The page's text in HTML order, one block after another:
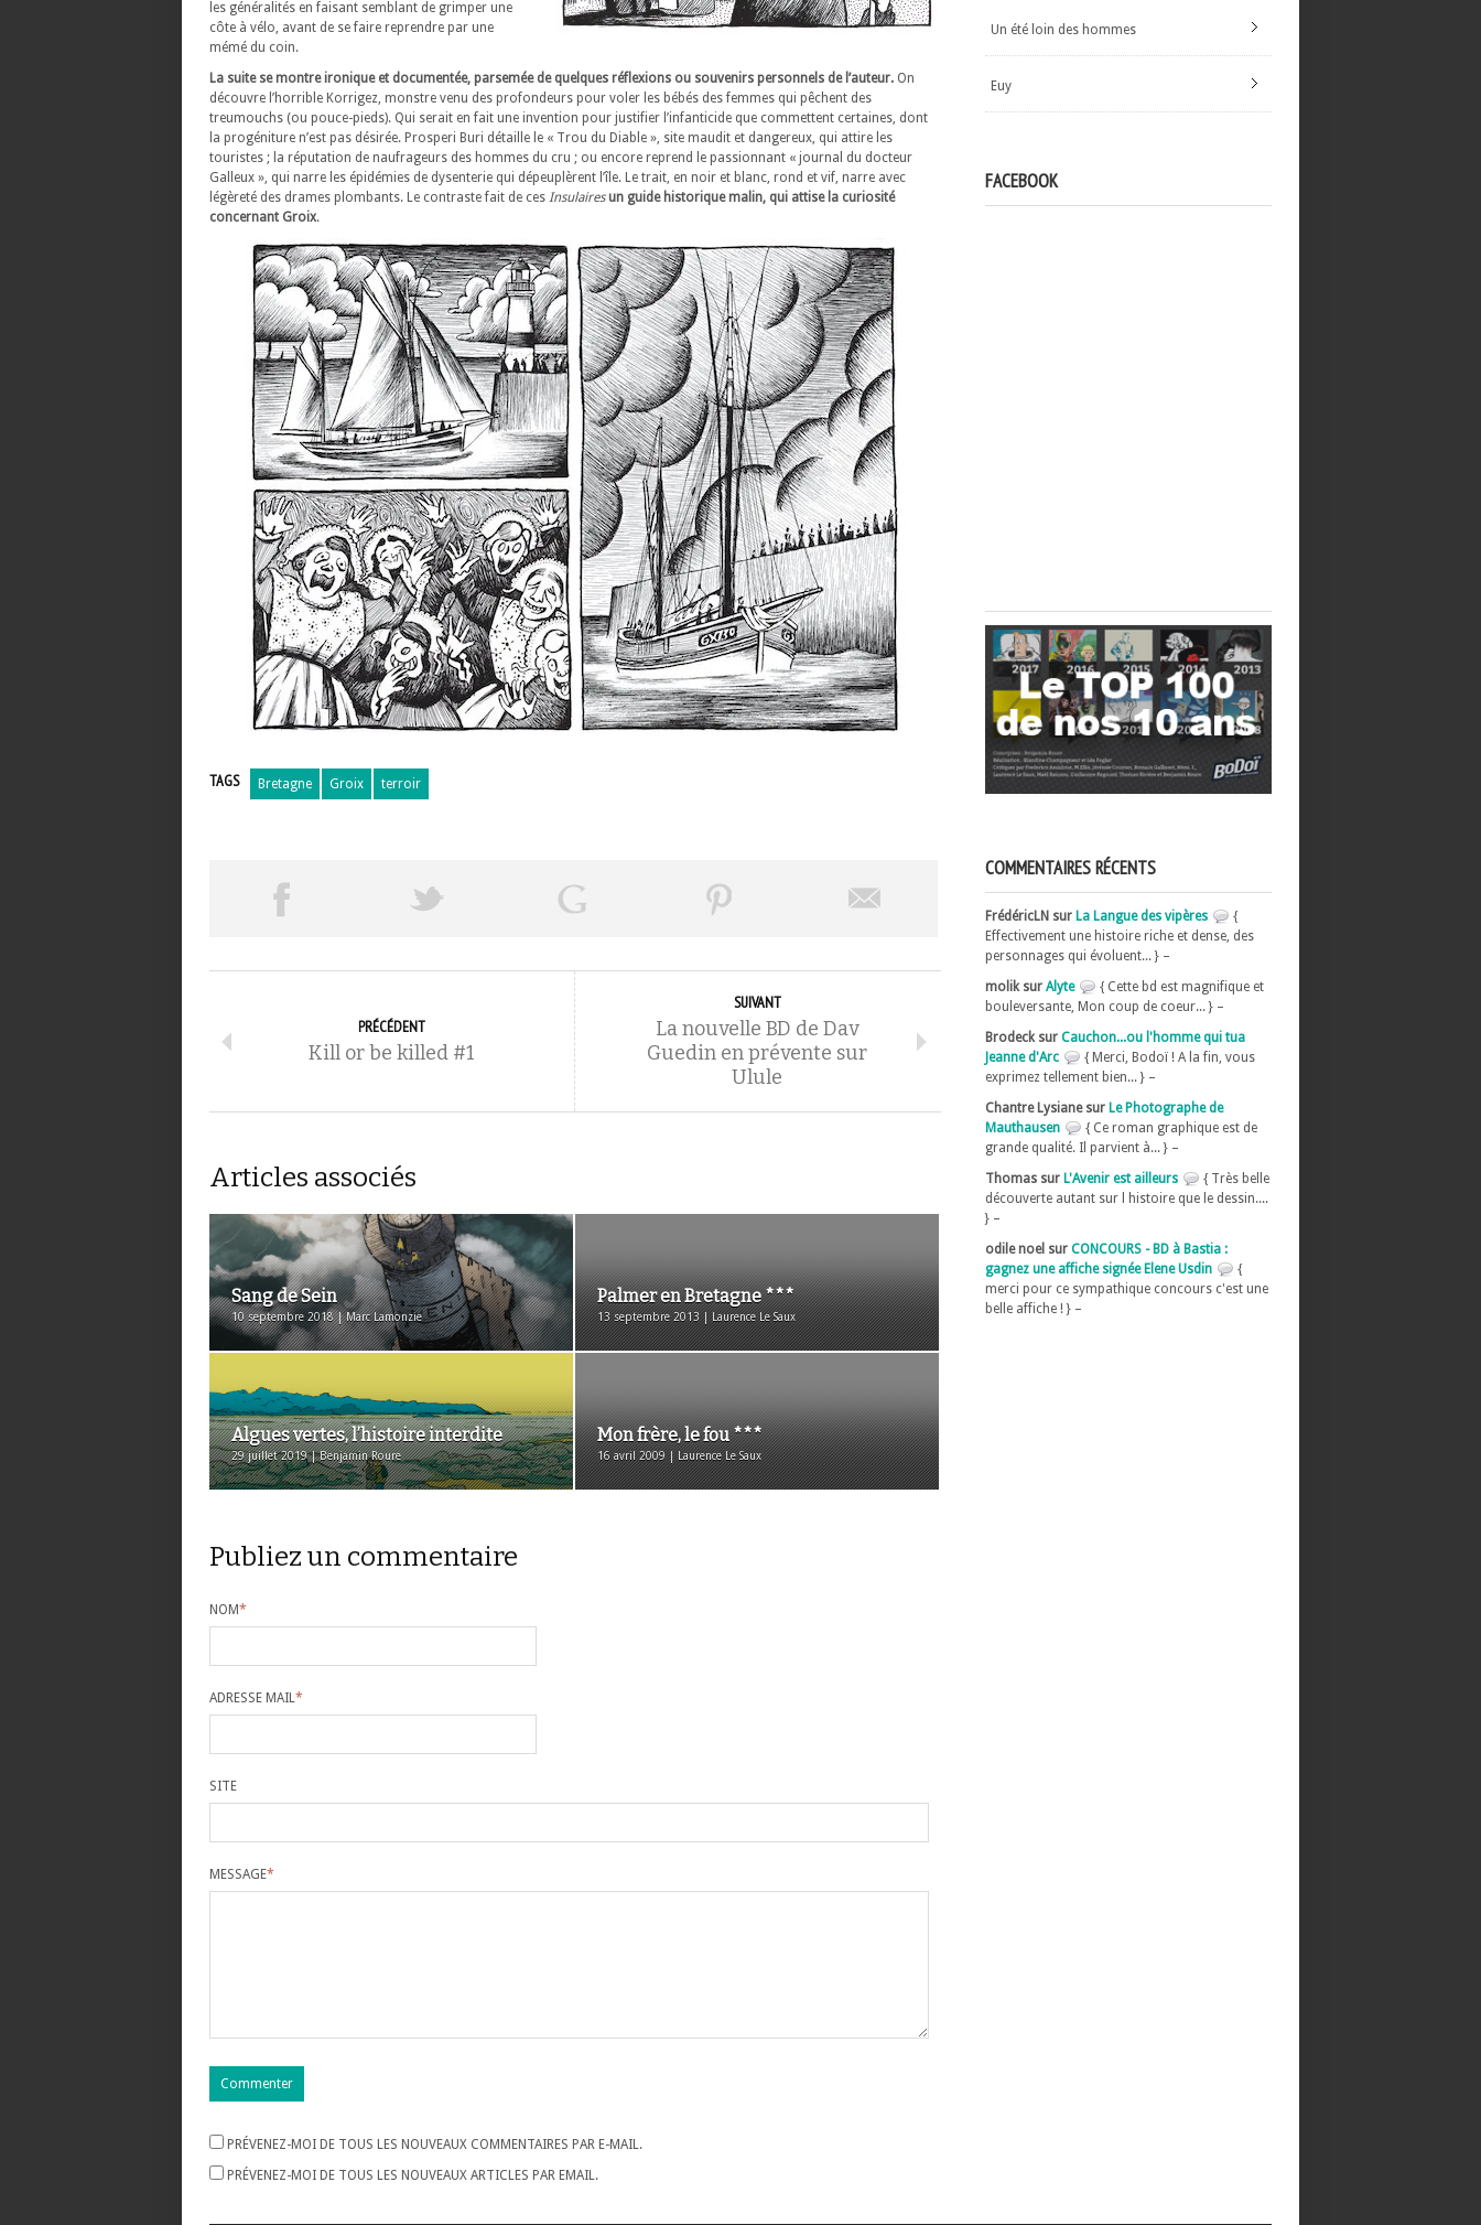
les généralités en faisant semblant de grimper une
côte à vélo, avant de se faire reprendre par une
mémé du coin.
La suite se montre ironique et documentée, parsemée de quelques réflexions ou souvenirs personnels de l’auteur. On
découvre l’horrible Korrigez, monstre venu des profondeurs pour voler les bébés des femmes qui pêchent des
treumouchs (ou pouce-pieds). Qui serait en fait une invention pour justifier l’infanticide que commettent certaines, dont
la progéniture n’est pas désirée. Prosperi Buri détaille le « Trou du Diable », site maudit et dangereux, qui attire les
touristes ; la réputation de naufrageurs des hommes du cru ; ou encore reprend le passionnant « journal du docteur
Galleux », qui narre les épidémies de dysenterie qui dépeuplèrent l’île. Le trait, en noir et blanc, rond et vif, narre avec
légèreté des drames plombants. Le contraste fait de ces Insulairesun guide historique malin, qui attise la curiosité
concernant Groix.
TAGS Bretagne Groix terroir
PRÉCÉDENT
Kill or be killed #1
SUIVANT
La nouvelle BD de Dav
Guedin en prévente sur
Ulule
Articles associés
Sang de Sein
10 septembre 2018 | Marc Lamonzie
Palmer en Bretagne ***
13 septembre 2013 | Laurence Le Saux
Algues vertes, l’histoire interdite
29 juillet 2019 | Benjamin Roure
Mon frère, le fou ***
16 avril 2009 | Laurence Le Saux
Publiez un commentaire
NOM*
ADRESSE MAIL*
SITE
MESSAGE*
PRÉVENEZ-MOI DE TOUS LES NOUVEAUX COMMENTAIRES PAR E-MAIL.
PRÉVENEZ-MOI DE TOUS LES NOUVEAUX ARTICLES PAR EMAIL.
Un été loin des hommes
Euy
FACEBOOK
COMMENTAIRES RÉCENTS
FrédéricLN sur La Langue des vipères
{
Effectivement une histoire riche et dense, des
personnages qui évoluent... } –
molik sur Alyte
{ Cette bd est magnifique et
bouleversante, Mon coup de coeur... } –
Brodeck sur Cauchon...ou l'homme qui tua
Jeanne d'Arc
{ Merci, Bodoï ! A la fin, vous
exprimez tellement bien... } –
Chantre Lysiane sur Le Photographe de
Mauthausen
{ Ce roman graphique est de
grande qualité. Il parvient à... } –
Thomas sur L'Avenir est ailleurs
{ Très belle
découverte autant sur l histoire que le dessin....
} –
odile noel sur CONCOURS - BD à Bastia :
gagnez une affiche signée Elene Usdin
{
merci pour ce sympathique concours c'est une
belle affiche ! } –